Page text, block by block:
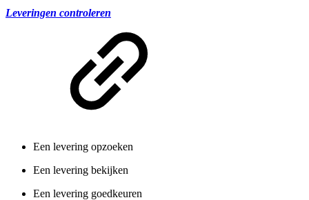
Leveringen controleren
Een levering opzoeken
Een levering bekijken
Een levering goedkeuren